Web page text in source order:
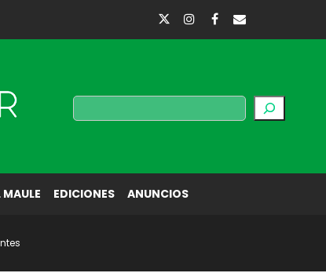
Buscar
MAULE EDICIONES ANUNCIOS